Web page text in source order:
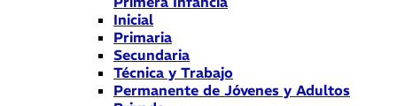
Inicial
Primaria
Secundaria
Técnica y Trabajo
Permanente de Jóvenes y Adultos